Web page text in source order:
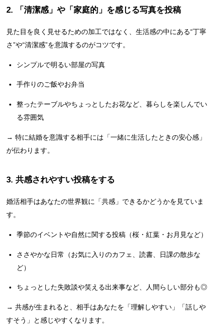
2. 「清潔感」や「家庭的」を感じる写真を投稿
見た目を良く見せるための加工ではなく、生活感の中にある“丁寧
さ”や“清潔感”を意識するのがコツです。
シンプルで明るい部屋の写真
手作りのご飯やお弁当
整ったテーブルやちょっとしたお花など、暮らしを楽しんでい
る雰囲気
→ 特に結婚を意識する相手には「一緒に生活したときの安心感」
が伝わります。
3. 共感されやすい投稿をする
婚活相手はあなたの世界観に「共感」できるかどうかを見ていま
す。
季節のイベントや自然に関する投稿（桜・紅葉・お月見など）
ささやかな日常（お気に入りのカフェ、読書、日課の散歩な
ど）
ちょっとした失敗談や笑える出来事など、人間らしい部分も◎
→ 共感が生まれると、相手はあなたを「理解しやすい」「話しや
すそう」と感じやすくなります。